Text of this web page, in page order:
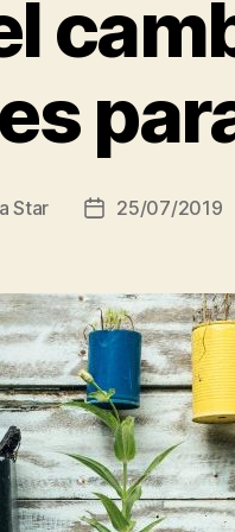
Star
Fecha
entrada
25/07/2019